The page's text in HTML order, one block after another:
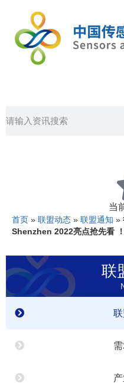
当
首页 » 联盟动态 » 联盟通知 »
Shenzhen 2022亮点抢先看
联